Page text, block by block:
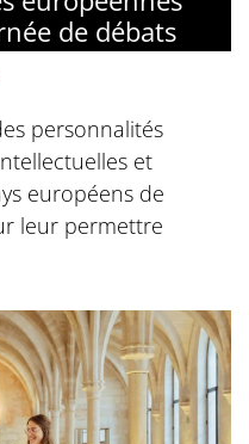
de débats
personnalités
et
européens de
leur permettre